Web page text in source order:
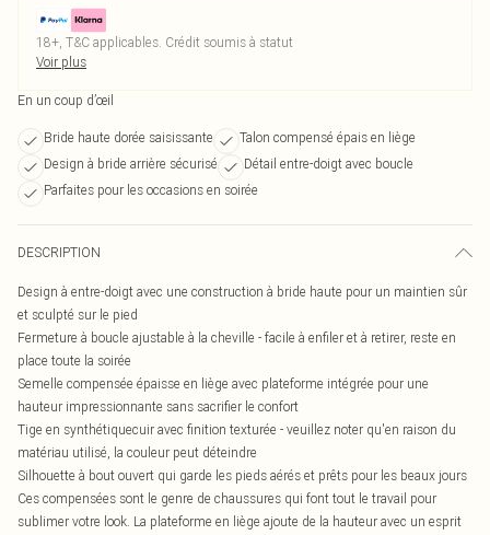
18+, T&C applicables. Crédit soumis à statut
Voir plus
En un coup d’œil
Bride haute dorée saisissante
Talon compensé épais en liège
Design à bride arrière sécurisé
Détail entre-doigt avec boucle
Parfaites pour les occasions en soirée
DESCRIPTION
Design à entre-doigt avec une construction à bride haute pour un maintien sûr
et sculpté sur le pied
Fermeture à boucle ajustable à la cheville - facile à enfiler et à retirer, reste en
place toute la soirée
Semelle compensée épaisse en liège avec plateforme intégrée pour une
hauteur impressionnante sans sacrifier le confort
Tige en synthétiquecuir avec finition texturée - veuillez noter qu'en raison du
matériau utilisé, la couleur peut déteindre
Silhouette à bout ouvert qui garde les pieds aérés et prêts pour les beaux jours
Ces compensées sont le genre de chaussures qui font tout le travail pour
sublimer votre look. La plateforme en liège ajoute de la hauteur avec un esprit